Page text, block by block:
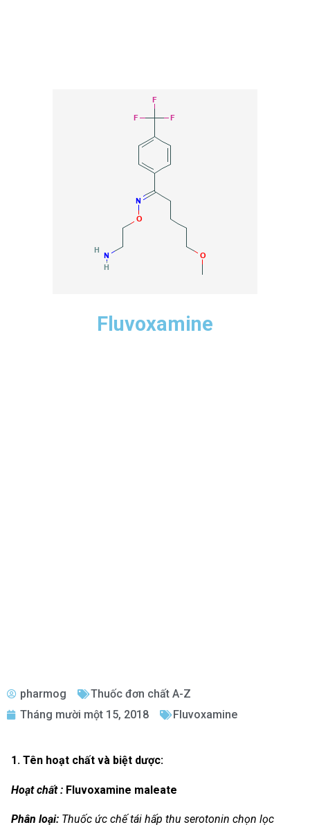
Fluvoxamine
pharmog
Thuốc đơn chất A-Z
Tháng mười một 15, 2018
Fluvoxamine
1. Tên hoạt chất và biệt dược:
Hoạt chất : Fluvoxamine maleate
Phân loại: Thuốc ức chế tái hấp thu serotonin chọn lọc